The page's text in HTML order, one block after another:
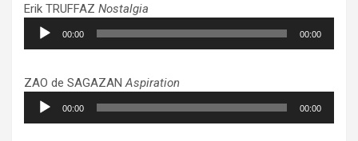
Erik TRUFFAZ Nostalgia
Lecteur
audio
00:00 00:00
ZAO de SAGAZANAspiration
Lecteur
audio
00:00 00:00